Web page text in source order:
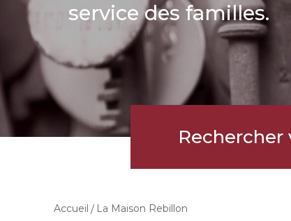
service des familles.
Accueil La Maison Rebillon